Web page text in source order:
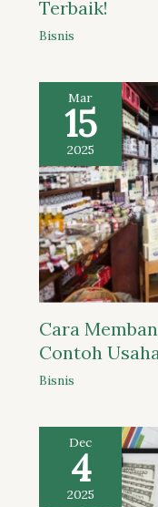
Terbaik!
Bisnis
Mar
15
2025
Cara
Contoh
Bisnis
Dec
4
2025